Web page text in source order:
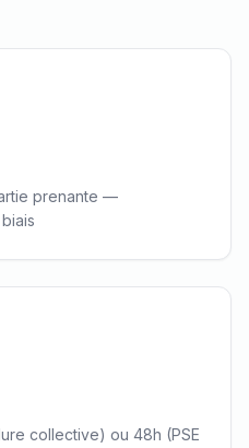
prenante —
collective) ou 48h (PSE